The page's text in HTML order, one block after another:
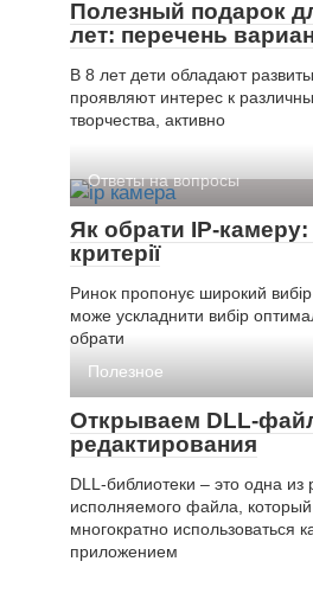
Полезный подарок
лет: перечень
В 8 лет дети обладают
проявляют интерес к
творчества, активно
Ответы на вопросы
Як обрати IP-камеру:
критерії
Ринок пропонує широкий
може ускладнити вибір
обрати
Полезное
Открываем DLL-
редактирования
DLL-библиотеки – это одна из
исполняемого файла,
многократно использоваться
приложением